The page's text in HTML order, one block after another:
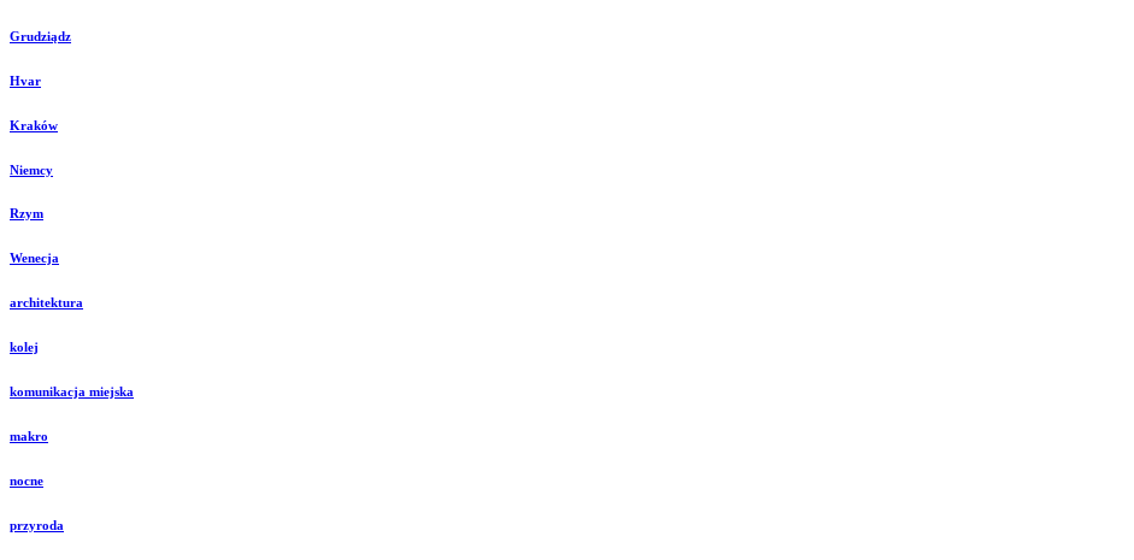
Grudziądz
Hvar
Kraków
Niemcy
Rzym
Wenecja
architektura
kolej
komunikacja miejska
makro
nocne
przyroda